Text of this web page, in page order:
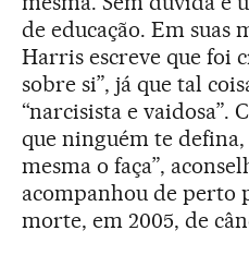
de educação. Em suas
Harris escreve que foi
sobre si”, já que tal
“narcisista e vaidosa”.
que ninguém te
mesma o faça”,
acompanhou de perto
morte, em 2005, de